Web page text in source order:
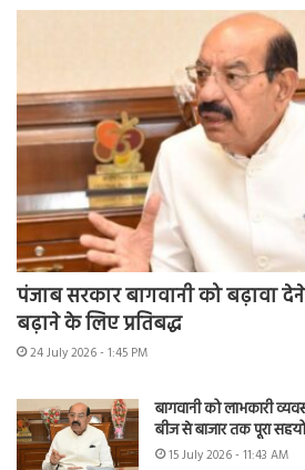
पंजाब सरकार बागवानी को बढ़ावा
बढ़ाने के लिए प्रतिबद्ध
24 July 2026 - 1:45 PM
बागवानी को लाभकारी
बीज से बाजार तक पूरा
15 July 2026 - 11:43 AM